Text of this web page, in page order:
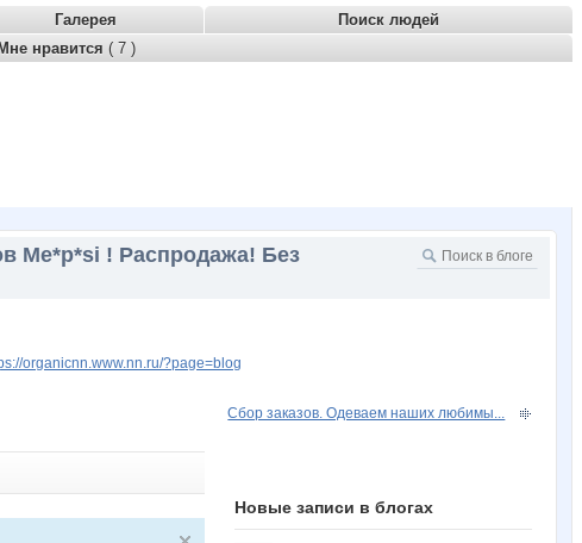
Галерея
Поиск людей
Мне нравится ( 7 )
Me*p*si ! Распродажа! Без
organicnn.www.nn.ru/?page=blog
Сбор заказов. Одеваем наших любимы...
Новые записи в блогах